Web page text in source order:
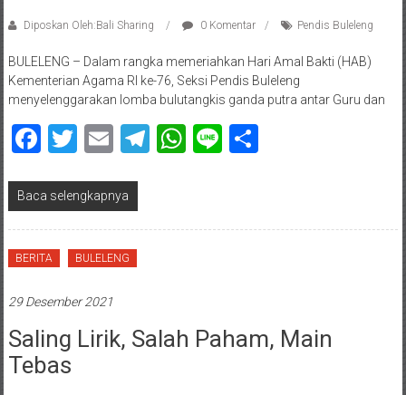
Diposkan Oleh:Bali Sharing 0 Komentar Pendis Buleleng
BULELENG – Dalam rangka memeriahkan Hari Amal Bakti (HAB)
Kementerian Agama RI ke-76, Seksi Pendis Buleleng
menyelenggarakan lomba bulutangkis ganda putra antar Guru dan
Facebook
Twitter
EmailTelegram
WhatsApp
LineShare
Baca selengkapnya
BERITA BULELENG
29 Desember 2021
Saling Lirik, Salah Paham, Main
Tebas